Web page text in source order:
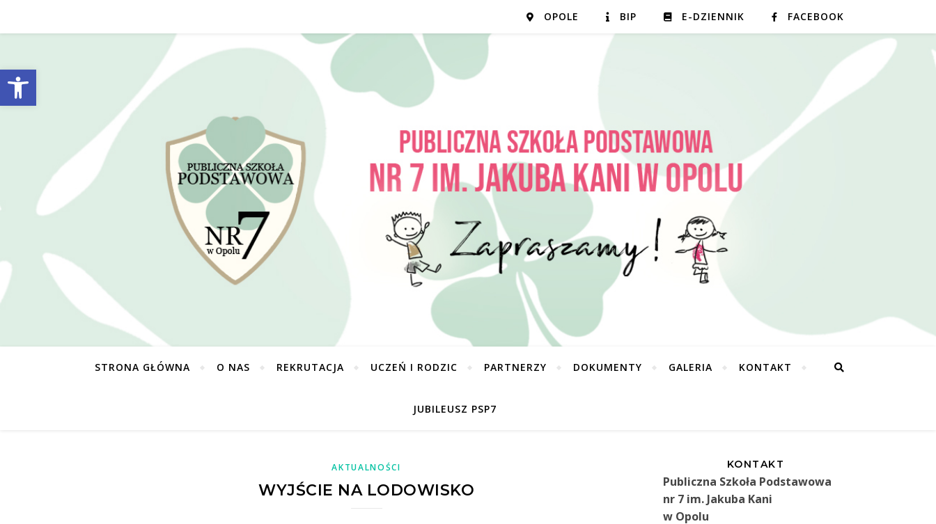
Open toolbar
OPOLE BIP E-DZIENNIK FACEBOOK
STRONA GŁÓWNA O NAS REKRUTACJA UCZEŃ I RODZIC PARTNERZY DOKUMENTY GALERIA KONTAKT
JUBILEUSZ PSP7
AKTUALNOŚCI
WYJŚCIE NA LODOWISKO
KONTAKT
Publiczna Szkoła Podstawowa
nr 7 im. Jakuba Kani
w Opolu